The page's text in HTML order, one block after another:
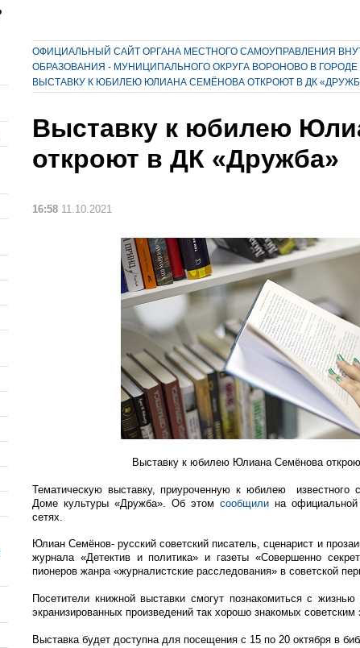
ОФИЦИАЛЬНЫЙ САЙТ ОРГАНА МЕСТНОГО САМОУПРАВЛЕНИЯ
ОБРАЗОВАНИЯ - МУНИЦИПАЛЬНОГО ОКРУГА ВОРОНОВО В
ВЫСТАВКУ К ЮБИЛЕЮ ЮЛИАНА СЕМЁНОВА ОТКРОЮТ В ДК
Выставку к юбилею
откроют в ДК «Дружба»
16:58 11.10.2021
Выставку к юбилею Юлиана Семёнова
Тематическую выставку, приуроченную к юбилею известного
Доме культуры «Дружба». Об этом сообщили на официальной
сетях.
Юлиан Семёнов- русский советский писатель, сценарист и
журнала «Детектив и политика» и газеты «Совершенно
пионеров жанра «журналистские расследования» в советской
Посетители книжной выставки смогут познакомиться с
экранизированных произведений так хорошо знакомых советским
Выставка будет доступна для посещения с 15 по 20 октября в